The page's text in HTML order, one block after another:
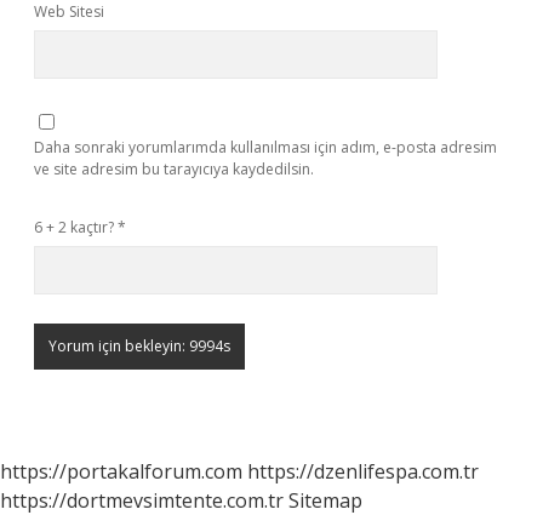
Web Sitesi
Daha sonraki yorumlarımda kullanılması için adım, e-posta adresim
ve site adresim bu tarayıcıya kaydedilsin.
6 + 2 kaçtır?*
https://portakalforum.com https://dzenlifespa.com.tr
https://dortmevsimtente.com.trSitemap